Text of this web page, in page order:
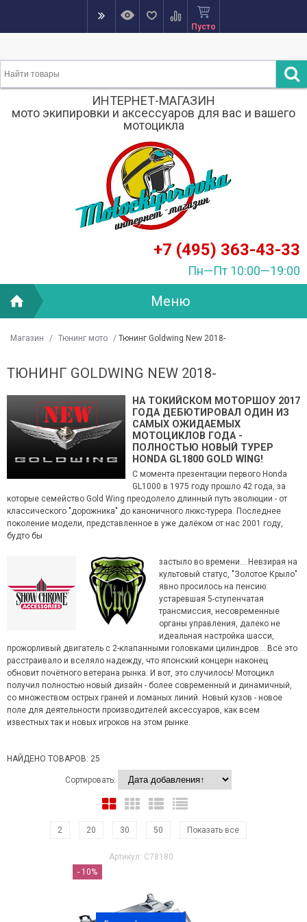
Пусто
ИНТЕРНЕТ-МАГАЗИН
мото экипировки и аксессуаров для вас и вашего
мотоцикла
+7 (495) 363-43-33
Пн—Пт 10:00—19:00
Меню
Магазин / Тюнинг мото / Тюнинг Goldwing New 2018-
Читать далее→
ТЮНИНГ GOLDWING NEW 2018-
НА ТОКИЙСКОМ МОТОРШОУ 2017
ГОДА ДЕБЮТИРОВАЛ ОДИН ИЗ
САМЫХ ОЖИДАЕМЫХ
МОТОЦИКЛОВ ГОДА -
ПОЛНОСТЬЮ НОВЫЙ ТУРЕР
HONDA GL1800 GOLD WING!
С момента презентации первого Honda
GL1000 в 1975 году прошло 42 года, за
которые семейство Gold Wing преодолело длинный путь эволюции - от
классического "дорожника" до каноничного люкс-турера. Последнее
поколение модели, представленное в уже далёком от нас 2001 году,
будто бы
застыло во времени... Невзирая на
культовый статус, "Золотое Крыло"
явно просилось на пенсию:
устаревшая 5-ступенчатая
трансмиссия, несовременные
органы управления, далеко не
идеальная настройка шасси,
прожорливый двигатель с 2-клапанными головками цилиндров... Всё это
расстраивало и вселяло надежду, что японский концерн наконец
обновит почётного ветерана рынка. И вот, это случилось! Мотоцикл
получил полностью новый дизайн - более современный и динамичный,
со множеством острых граней и ломаных линий. Новый кузов - новое
поле для деятельности производителей аксессуаров, как всем
известных так и новых игроков на этом рынке.
НАЙДЕНО ТОВАРОВ: 25
Сортировать:
2 20 30 50 Показать все
Артикул: C78180
- 10%